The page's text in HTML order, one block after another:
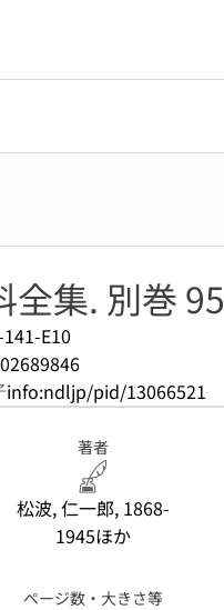
全集. 別巻 95
E10
info:ndljp/pid/13066521
著者
松波, 仁一郎, 1868-
1945ほか
ページ数・大きさ等